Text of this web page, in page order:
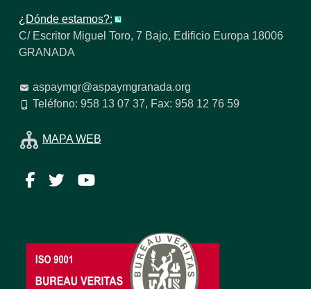
¿Dónde estamos?:
C/ Escritor Miguel Toro, 7 Bajo, Edificio Europa 18006
GRANADA
aspaymgr@aspaymgranada.org
Teléfono: 958 13 07 37, Fax: 958 12 76 59
MAPA WEB
Facebook
TwitterYouTube